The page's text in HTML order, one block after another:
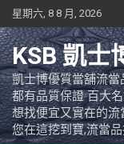
Skip
to
content
星期六, 8 8 月, 2026
KSB 凱士
凱士博優質當舖流
都有品質保證 百大
想找便宜又實在的
您在這挖到寶,流當